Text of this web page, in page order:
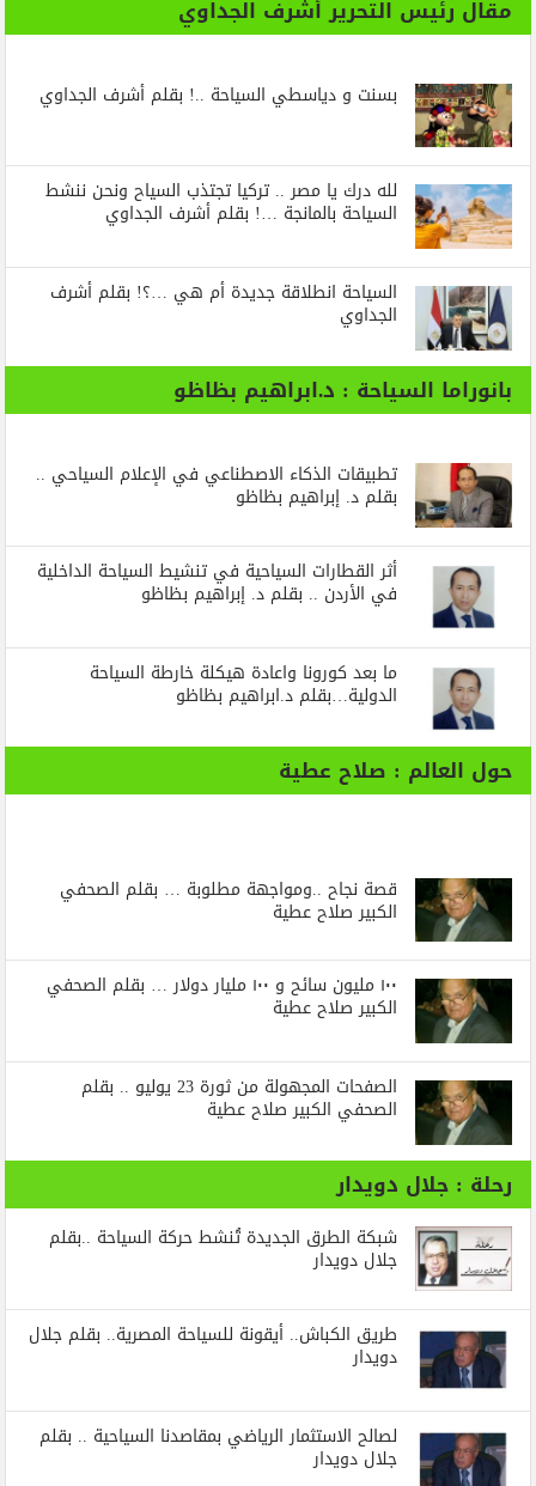
مقال رئيس التحرير أشرف الجداوي
بسنت و دياسطي السياحة ..! بقلم أشرف الجداوي
لله درك يا مصر .. تركيا تجتذب السياح ونحن ننشط
السياحة بالمانجة …! بقلم أشرف الجداوي
السياحة انطلاقة جديدة أم هي …؟! بقلم أشرف
الجداوي
بانوراما السياحة : د.ابراهيم بظاظو
تطبيقات الذكاء الاصطناعي في الإعلام السياحي ..
بقلم د. إبراهيم بظاظو
أثر القطارات السياحية في تنشيط السياحة الداخلية
في الأردن .. بقلم د. إبراهيم بظاظو
ما بعد كورونا واعادة هيكلة خارطة السياحة
الدولية…بقلم د.ابراهيم بظاظو
حول العالم : صلاح عطية
قصة نجاح ..ومواجهة مطلوبة … بقلم الصحفي
الكبير صلاح عطية
١٠٠ مليون سائح و ١٠٠ مليار دولار … بقلم الصحفي
الكبير صلاح عطية
الصفحات المجهولة من ثورة 23 يوليو .. بقلم
الصحفي الكبير صلاح عطية
رحلة : جلال دويدار
شبكة الطرق الجديدة تُنشط حركة السياحة ..بقلم
جلال دويدار
طريق الكباش.. أيقونة للسياحة المصرية.. بقلم جلال
دويدار
لصالح الاستثمار الرياضي بمقاصدنا السياحية .. بقلم
جلال دويدار